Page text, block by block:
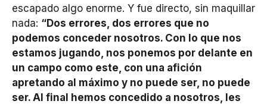
escapado algo enorme. Y fue directo, sin maquillar
nada: “Dos errores, dos errores que no
podemos conceder nosotros. Con lo que nos
estamos jugando, nos ponemos por delante en
un campo como este, con una afición
apretando al máximo y no puede ser, no puede
ser. Al final hemos concedido a nosotros, les